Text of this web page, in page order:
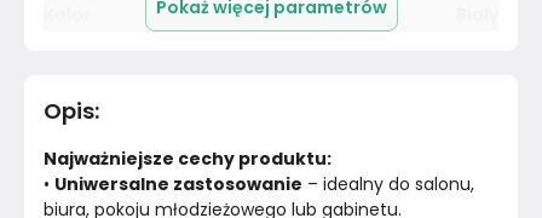
Kolor Frontu
Kolor Korpusu Biały mat
Pokaż więcej parametrów
Opis:
Najważniejsze cechy produktu:
• Uniwersalne zastosowanie – idealny do salonu,
biura, pokoju młodzieżowego lub gabinetu.